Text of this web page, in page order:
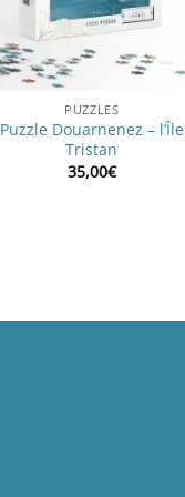
PUZZLES
Puzzle Douarnenez – l’Île
Tristan
35,00€